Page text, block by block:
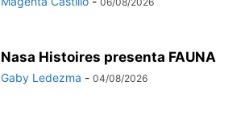
Nasa Histoires presenta FAUNA
Gaby Ledezma - 04/08/2026